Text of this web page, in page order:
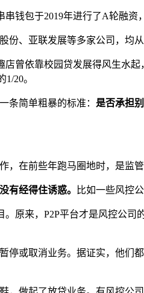
钱包于2019年进行了A轮融资
份、亚联发展等多家公司，均
曾依靠校园贷发展得风生水
20。
条简单粗暴的标准： 是否承担
在前些年跑马圈地时，是监
有经得住诱惑。 比如一些风控公
原来，P2P平台才是风控公
或取消业务。据证实，他